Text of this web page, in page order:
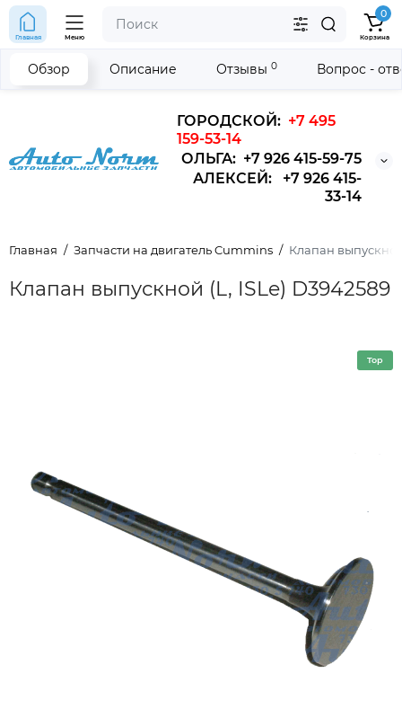
ГОРОДСКОЙ: +7 495
159-53-14
ОЛЬГА: +7 926 415-59-75
АЛЕКСЕЙ: +7 926 415-
33-14
Главная Меню
0
Корзина
Главная Запчасти на двигатель Cummins Клапан
Клапан выпускной (L, ISLe) D3942589
Обзор Описание Отзывы 0 Вопрос -
Top